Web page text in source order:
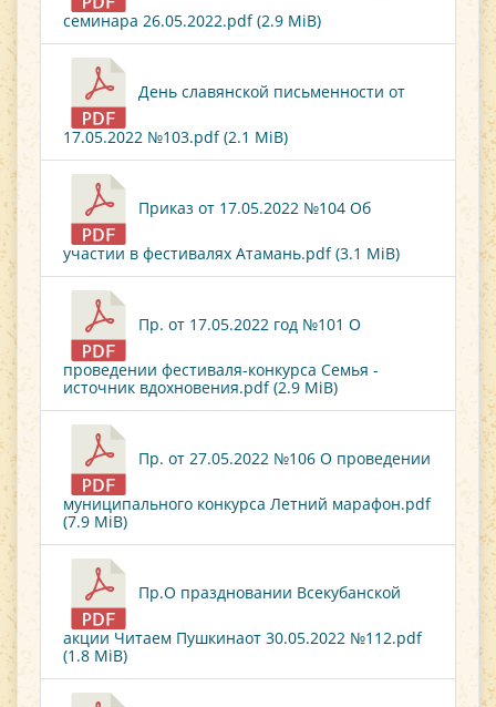
семинара 26.05.2022.pdf (2.9 MiB)
День славянской письменности от
17.05.2022 №103.pdf (2.1 MiB)
Приказ от 17.05.2022 №104 Об
участии в фестивалях Атамань.pdf (3.1 MiB)
Пр. от 17.05.2022 год №101 О
проведении фестиваля-конкурса Семья -
источник вдохновения.pdf (2.9 MiB)
Пр. от 27.05.2022 №106 О проведении
муниципального конкурса Летний марафон.pdf
(7.9 MiB)
Пр.О праздновании Всекубанской
акции Читаем Пушкинаот 30.05.2022 №112.pdf
(1.8 MiB)